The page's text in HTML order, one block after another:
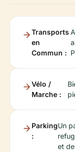
Transports
en
Commun :
Vélo /
Marche :
Parking
:
Un
et